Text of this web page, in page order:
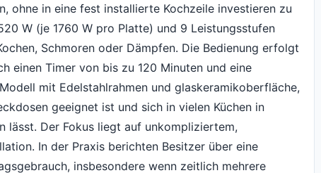
ohne in eine fest installierte Kochzeile investieren zu
W (je 1760 W pro Platte) und 9 Leistungsstufen
Schmoren oder Dämpfen. Die Bedienung erfolgt
einen Timer von bis zu 120 Minuten und eine
mit Edelstahlrahmen und glaskeramikoberfläche,
geeignet ist und sich in vielen Küchen in
lässt. Der Fokus liegt auf unkompliziertem,
In der Praxis berichten Besitzer über eine
insbesondere wenn zeitlich mehrere